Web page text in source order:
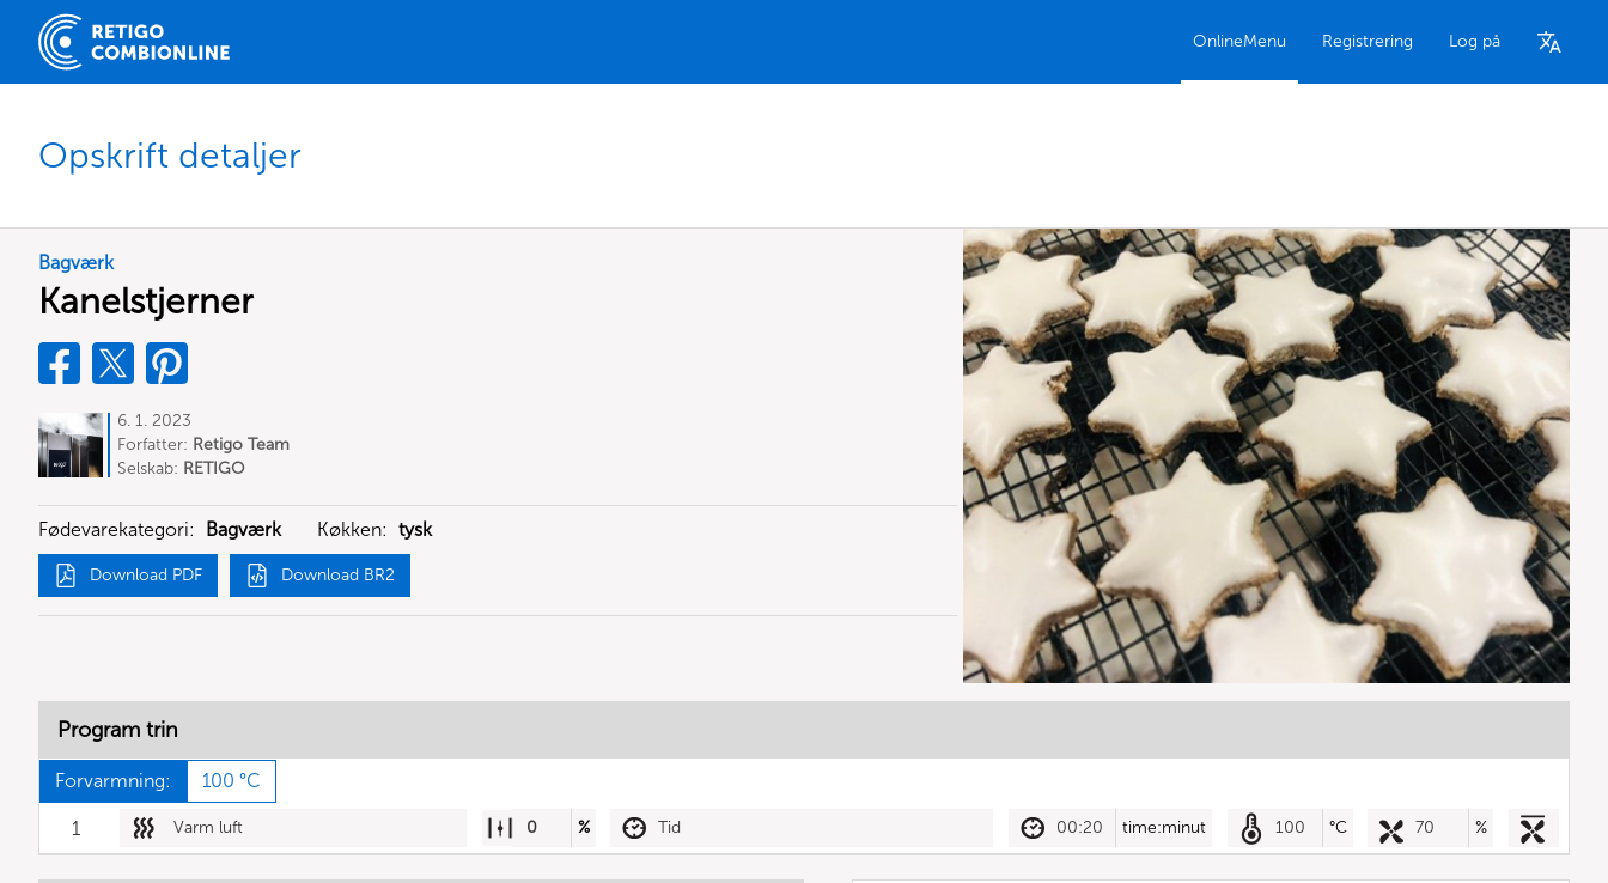
OnlineMenu Registrering Log på
Opskrift detaljer
Bagværk
Kanelstjerner
6. 1. 2023
Forfatter: Retigo Team
Deutschland
Selskab: RETIGO
Fødevarekategori: Bagværk Køkken: tysk
Download PDF Download BR2
Program trin
Forvarmning: 100 °C
1 Varm luft 0 % Tid 00:20 time:minut 100 °C 70 %